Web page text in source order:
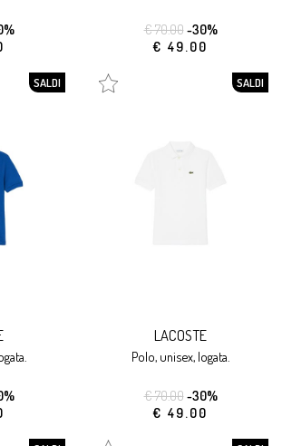
€ 70.00-30%
€ 49.00
SALDI SALDI
LACOSTE
polo, unisex, logata.
€ 70.00-30%
€ 49.00